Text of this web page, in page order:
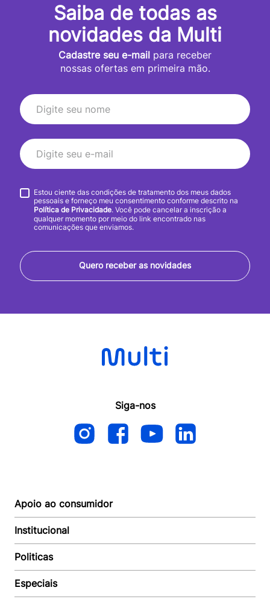
Saiba de todas as
novidades da Multi
Cadastre seu e-mail para receber
nossas ofertas em primeira mão.
Quero receber as novidades
Estou ciente das condições de tratamento dos meus dados
pessoais e forneço meu consentimento conforme descrito na
Política de Privacidade. Você pode cancelar a inscrição a
qualquer momento por meio do link encontrado nas
comunicações que enviamos.
Siga-nos
Apoio ao consumidor
Autoatendimento
Suporte e reparo
Acompanhar Entrega
Baixe o APP
Institucional
Quem somos
Revendedor
Seja um Revendedor
Politicas
Política de Entrega
Política de Pagamento
Especiais